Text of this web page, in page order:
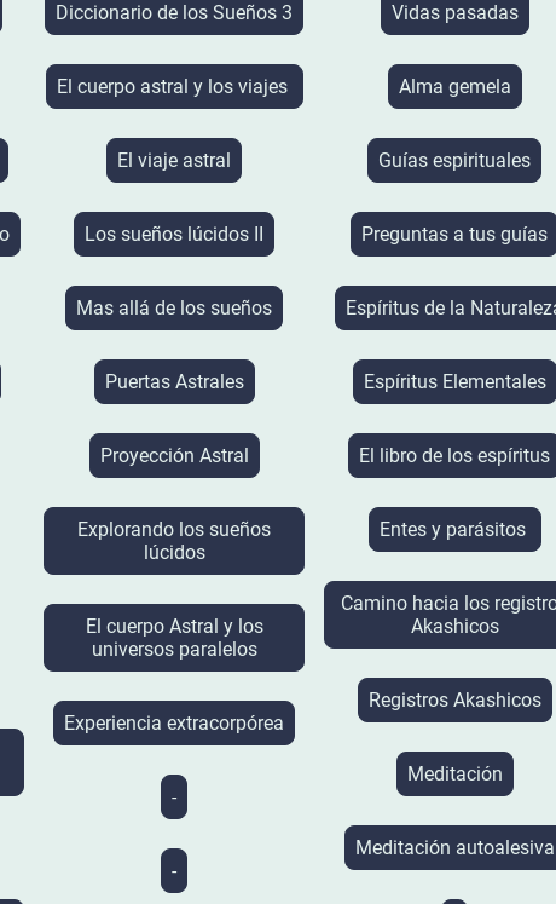
Diccionario de los Sueños 3
El cuerpo astral y los viajes
El viaje astral
Los sueños lúcidos II
Mas allá de los sueños
Puertas Astrales
Proyección Astral
Explorando los sueños
lúcidos
El cuerpo Astral y los
universos paralelos
Experiencia extracorpórea
-
-
Vidas pasadas
Alma gemela
Guías espirituales
Preguntas a tus guías
Espíritus de la
Espíritus Elementales
El libro de los espíritus
Entes y parásitos
Camino hacia los
Akashicos
Registros Akashicos
Meditación
Meditación autoalesiva